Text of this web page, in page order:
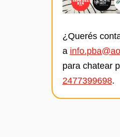
¿Querés
a
para chatear
2477399698.